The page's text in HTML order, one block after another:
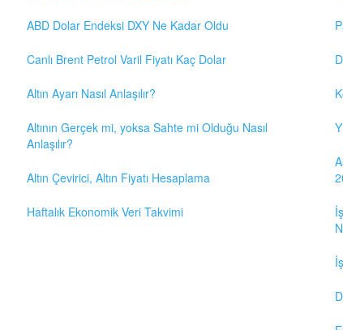
ABD Dolar Endeksi DXY Ne Kadar Oldu
Canlı Brent Petrol Varil Fiyatı Kaç Dolar
Altın Ayarı Nasıl Anlaşılır?
Altının Gerçek mi, yoksa Sahte mi Olduğu Nasıl
Anlaşılır?
Altın Çevirici, Altın Fiyatı Hesaplama
Haftalık Ekonomik Veri Takvimi